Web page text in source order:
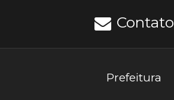
Contato
Prefeitura